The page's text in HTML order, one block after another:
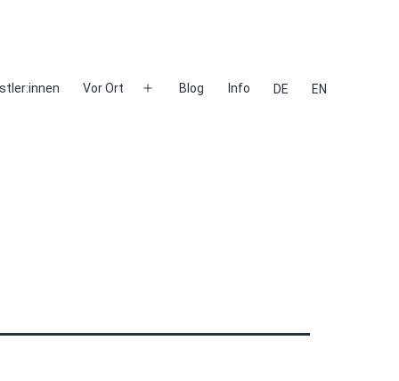
Vor Ort
Menü
Blog Info DE EN